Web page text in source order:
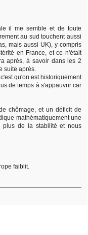
il me semble et de toute
au sud touchent aussi
mais aussi UK), y compris
en France, et ce n'était
après, à savoir dans les 2
suite après.
qu'on est historiquement
de temps à s'appauvrir car
chômage, et un déficit de
mathématiquement une
plus de la stabilité et nous
faiblit.